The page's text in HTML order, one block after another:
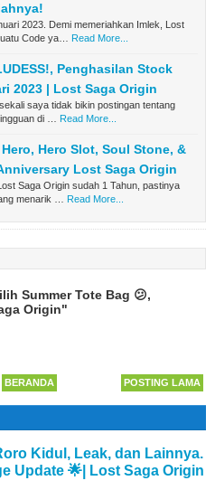
2023. Demi memeriahkan Imlek, Lost
Code ya…
Read More...
Penghasilan Stock
2023 | Lost Saga Origin
saya tidak bikin postingan tentang
di …
Read More...
Hero Slot, Soul Stone, &
Lost Saga Origin
Saga Origin sudah 1 Tahun, pastinya
menarik …
Read More...
Summer Tote Bag 😕,
Origin"
POSTING LAMA
BERANDA
Kidul, Leak, dan Lainnya.
Update 🌟| Lost Saga Origin